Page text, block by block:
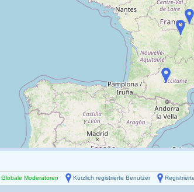
Globale Moderatoren Kürzlich registrierte Benutzer